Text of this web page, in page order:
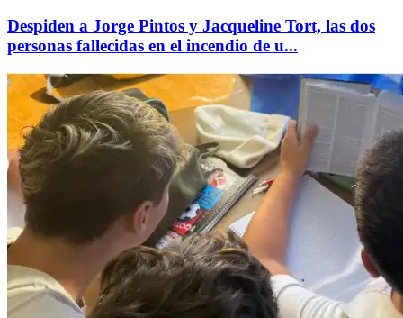
Despiden a Jorge Pintos y Jacqueline Tort, las dos
personas fallecidas en el incendio de u...